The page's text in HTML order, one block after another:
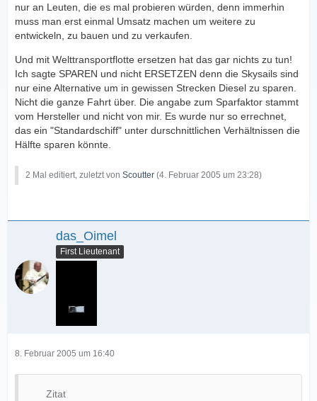
nur an Leuten, die es mal probieren würden, denn immerhin
muss man erst einmal Umsatz machen um weitere zu
entwickeln, zu bauen und zu verkaufen.
Und mit Welttransportflotte ersetzen hat das gar nichts zu tun!
Ich sagte SPAREN und nicht ERSETZEN denn die Skysails sind
nur eine Alternative um in gewissen Strecken Diesel zu sparen.
Nicht die ganze Fahrt über. Die angabe zum Sparfaktor stammt
vom Hersteller und nicht von mir. Es wurde nur so errechnet,
das ein "Standardschiff" unter durschnittlichen Verhältnissen die
Hälfte sparen könnte.
2 Mal editiert, zuletzt von Scoutter (4. Februar 2005 um 23:28)
das_Oimel
First Lieutenant
8. Februar 2005 um 16:40
Zitat